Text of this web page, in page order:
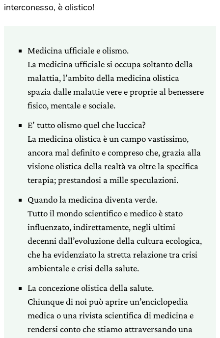
interconesso, è olistico!
Medicina ufficiale e olismo.
La medicina ufficiale si occupa soltanto della
malattia, l’ambito della medicina olistica
spazia dalle malattie vere e proprie al benessere
fisico, mentale e sociale.
E’ tutto olismo quel che luccica?
La medicina olistica è un campo vastissimo,
ancora mal definito e compreso che, grazia alla
visione olistica della realtà va oltre la specifica
terapia; prestandosi a mille speculazioni.
Quando la medicina diventa verde.
Tutto il mondo scientifico e medico è stato
influenzato, indirettamente, negli ultimi
decenni dall’evoluzione della cultura ecologica,
che ha evidenziato la stretta relazione tra crisi
ambientale e crisi della salute.
La concezione olistica della salute.
Chiunque di noi può aprire un’enciclopedia
medica o una rivista scientifica di medicina e
rendersi conto che stiamo attraversando una